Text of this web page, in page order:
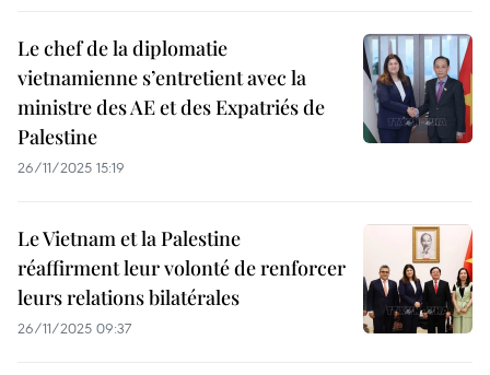
Le chef de la diplomatie
vietnamienne s’entretient avec la
ministre des AE et des Expatriés de
Palestine
26/11/2025 15:19
Le Vietnam et la Palestine
réaffirment leur volonté de renforcer
leurs relations bilatérales
26/11/2025 09:37